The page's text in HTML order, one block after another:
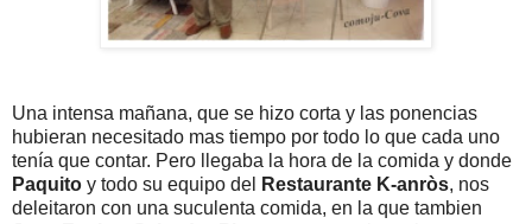
Una intensa mañana, que se hizo corta y las ponencias
hubieran necesitado mas tiempo por todo lo que cada uno
tenía que contar. Pero llegaba la hora de la comida y donde
Paquito y todo su equipo del Restaurante K-anròs, nos
deleitaron con una suculenta comida, en la que tambien